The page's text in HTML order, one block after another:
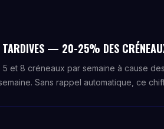
TARDIVES — 20-25% DES
et 8 créneaux par semaine à cause
Sans rappel automatique, ce